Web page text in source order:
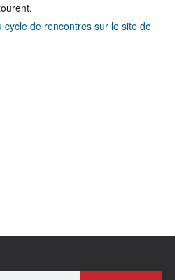
de rencontres sur le site de